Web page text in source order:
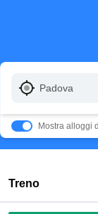
Mostra alloggi
Treno